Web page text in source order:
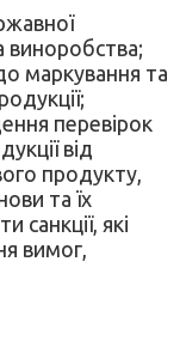
виноробства;
маркування та
перевірок
від
продукту,
та їх
санкції, які
вимог,